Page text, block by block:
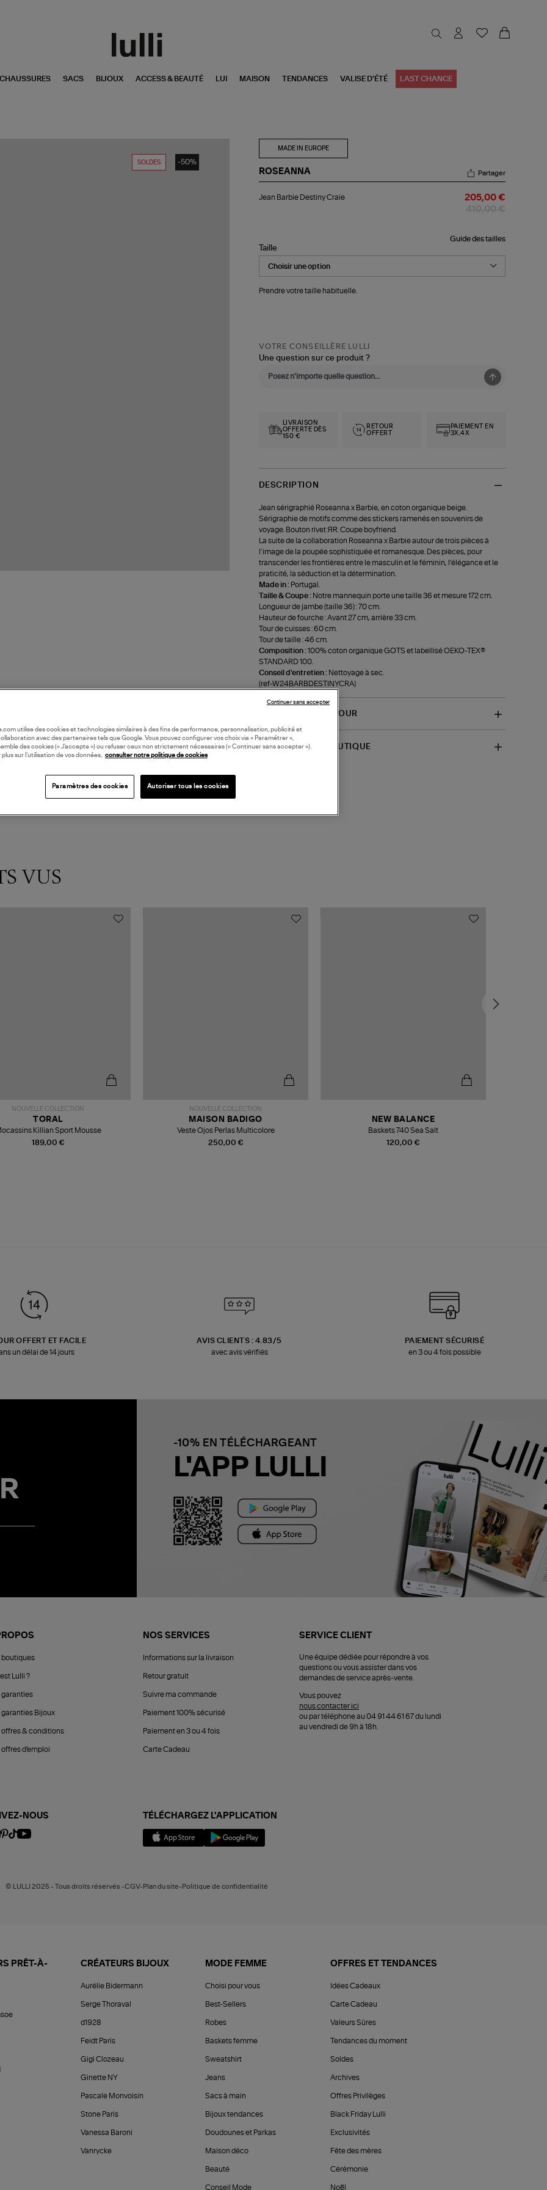
CHAUSSURES SACS BIJOUX ACCESS & BEAUTÉ LUI MAISON TENDANCES VALISE D'ÉTÉ LAST CHANCE
SOLDES -50%
MADE IN EUROPE
ROSEANNA
Barbie
Partager
Jean Barbie Destiny Craie 205,00 €
Guide des tailles
Taille
Prendre votre taille habituelle.
VOTRE CONSEILLÈRE LULLI
Une question sur ce produit ?
LIVRAISON
OFFERTE DÈS
150 €
RETOUR
OFFERT
PAIEMENT EN
3X,4X
DESCRIPTION
Jean sérigraphié Roseanna x Barbie, en coton organique beige.
Sérigraphie de motifs comme des stickers ramenés en souvenirs de
voyage. Bouton rivet ЯR. Coupe boyfriend.
La suite de la collaboration Roseanna x Barbie autour de trois pièces à
l’image de la poupée sophistiquée et romanesque. Des pièces, pour
transcender les frontières entre le masculin et le féminin, l’élégance et le
praticité, la séduction et la détermination.
Made in : Portugal.
Taille & Coupe : Notre mannequin porte une taille 36 et mesure 172 cm.
Longueur de jambe (taille 36) : 70 cm.
Hauteur de fourche : Avant 27 cm, arrière 33 cm.
Tour de cuisses : 60 cm.
Tour de taille : 46 cm.
Composition :100% coton organique GOTS et labellisé OEKO-TEX®
STANDARD 100.
Conseil d'entretien : Nettoyage à sec.
(ref-W24BARBDESTINYCRA)
LIVRAISON ET RETOUR
DISPONIBILITÉ BOUTIQUE
VUS
NOUVELLE COLLECTION
189,00 €
TORAL
Killian Sport Mousse
NOUVELLE COLLECTION
250,00 €
MAISON BADIGO
Veste Ojos Perlas Multicolore
120,00 €
NEW BALANCE
Baskets 740 Sea Salt
OFFERT ET FACILE
un délai de 14 jours
AVIS CLIENTS : 4.83/5
avec avis vérifiés
PAIEMENT SÉCURISÉ
en 3 ou 4 fois possible
-10% EN TÉLÉCHARGEANT
L'APP LULLI
boutiques
Lulli ?
garanties
garanties Bijoux
offres & conditions
offres d'emploi
NOS SERVICES
Informations sur la livraison
Retour gratuit
Suivre ma commande
Paiement 100% sécurisé
Paiement en 3 ou 4 fois
Carte Cadeau
SERVICE CLIENT
Une équipe dédiée pour répondre à vos
questions ou vous assister dans vos
demandes de service après-vente.
Vous pouvez
nous contacter ici
ou par téléphone au 04 91 44 61 67 du lundi
au vendredi de 9h à 18h.
NOUS TÉLÉCHARGEZ L'APPLICATION
© LULLI 2025 - Tous droits réservés -CGV-Plan du site-Politique de confidentialité
PRÊT-À-
CRÉATEURS BIJOUX
Aurélie Bidermann
Serge Thoraval
d1928
Feidt Paris
Gigi Clozeau
Ginette NY
Pascale Monvoisin
Stone Paris
Vanessa Baroni
Vanrycke
MODE FEMME
Choisi pour vous
Best-Sellers
Robes
Baskets femme
Sweatshirt
Jeans
Sacs à main
Bijoux tendances
Doudounes et Parkas
Maison déco
Beauté
Conseil Mode
OFFRES ET TENDANCES
Idées Cadeaux
Carte Cadeau
Valeurs Sûres
Tendances du moment
Soldes
Archives
Offres Privilèges
Black Friday Lulli
Exclusivités
Fête des mères
Cérémonie
Noël
utilise des cookies et technologies similaires à des fins de performance, personnalisation, publicité et
avec des partenaires tels que Google. Vous pouvez configurer vos choix via « Paramétrer »,
des cookies (« J’accepte ») ou refuser ceux non strictement nécessaires (« Continuer sans accepter »).
plus sur l’utilisation de vos données,
consulter notre politique de cookies
Paramètres des cookies Autoriser tous les cookies
Continuer sans accepter